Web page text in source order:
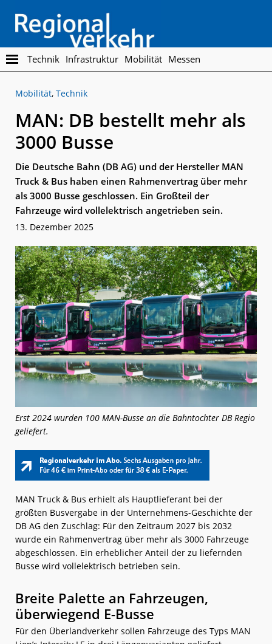
main
content
footer
Regionalverkehr
Die
Fachzeitschrift
den
Personennahverkehr
Technik Infrastruktur Mobilität Messen
Mobilität, Technik
MAN: DB bestellt mehr als
3000 Busse
Die Deutsche Bahn (DB AG) und der Hersteller MAN
Truck & Bus haben einen Rahmenvertrag über mehr
als 3000 Busse geschlossen. Ein Großteil der
Fahrzeuge wird vollelektrisch angetrieben sein.
13. Dezember 2025
Erst 2024 wurden 100 MAN-Busse an die Bahntochter DB Regio
geliefert.
MAN Truck & Bus erhielt als Hauptlieferant bei der
größten Busvergabe in der Unternehmens-Geschichte der
DB AG den Zuschlag: Für den Zeitraum 2027 bis 2032
wurde ein Rahmenvertrag über mehr als 3000 Fahrzeuge
abgeschlossen. Ein erheblicher Anteil der zu liefernden
Busse wird vollelektrisch betrieben sein.
Breite Palette an Fahrzeugen,
überwiegend E-Busse
Für den Überlandverkehr sollen Fahrzeuge des Typs MAN